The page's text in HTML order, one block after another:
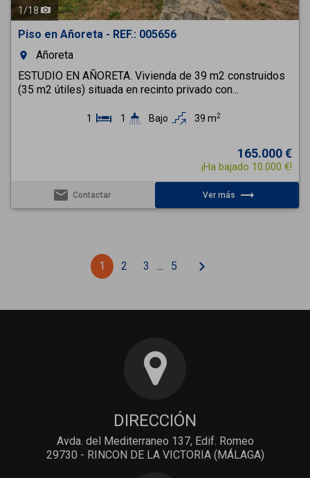
1/18
Piso en Añoreta - REF.: 005656
room
Añoreta
ESTUDIO EN AÑORETA. Vivienda de 39 m2 construidos
(35 m2 útiles) situada en recinto privado con...
1 1 Bajo 39 m2
165.000 €
¡Ha bajado 10.000 €!
email Contactar Ver más trending_flat
1 2 3 ... 5 chevron_right
DIRECCIÓN
Avda. del Mediterraneo 137, Edif. Romeo
29730 - RINCON DE LA VICTORIA (MÁLAGA)